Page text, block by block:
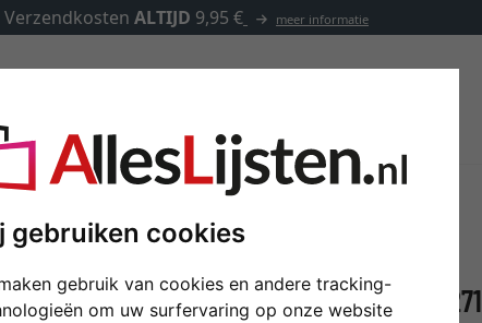
gebruiken cookies
gebruik van cookies en andere tracking-
om uw surfervaring op onze website
Verzendkosten ALTIJD 9,95 € meer informatie
op maat Passe-partouts Toebehoren
Baklijst op maat, profil 271